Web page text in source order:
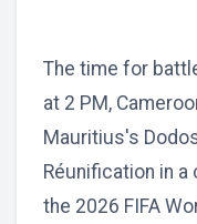
The time for
at 2 PM,
Mauritius's
Réunification in
the 2026 FIFA